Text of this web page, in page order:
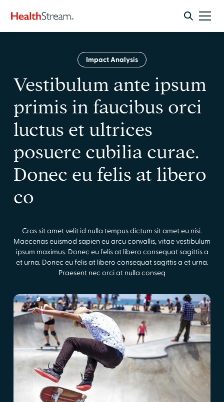
Impact Analysis
Vestibulum ante ipsum
primis in faucibus orci
luctus et ultrices
posuere cubilia curae.
Donec eu felis at libero
co
Cras sit amet velit id nulla tempus dictum sit amet eu nisi.
Maecenas euismod sapien eu arcu convallis, vitae vestibulum
ipsum maximus. Donec eu felis at libero consequat sagittis a
et urna. Donec eu felis at libero consequat sagittis a et urna.
Praesent nec orci at nulla conseq